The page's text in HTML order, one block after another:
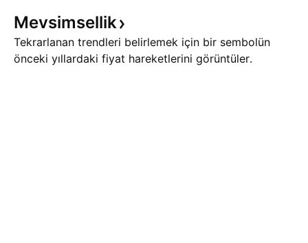
Mevsimsellik
Tekrarlanan trendleri belirlemek için bir sembolün
önceki yıllardaki fiyat hareketlerini görüntüler.